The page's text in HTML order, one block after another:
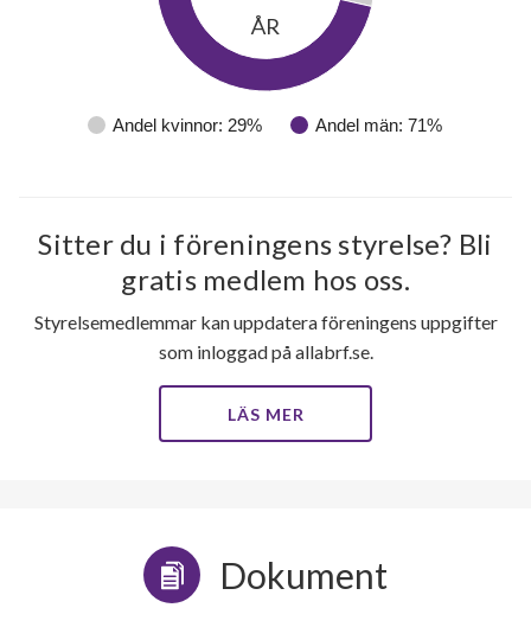
Andel kvinnor: 29% Andel män: 71%
ÅR
Sitter du i föreningens styrelse? Bli
gratis medlem hos oss.
Styrelsemedlemmar kan uppdatera föreningens uppgifter
som inloggad på allabrf.se.
LÄS MER
Dokument